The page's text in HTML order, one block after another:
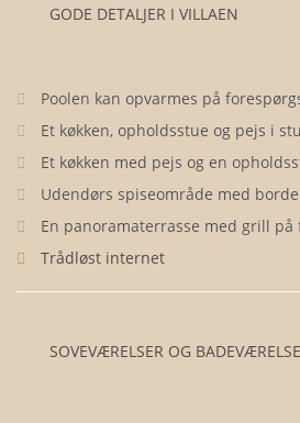
GODE DETALJER I VILLAEN
Poolen kan opvarmes på
Et køkken, opholdsstue og pejs i
Et køkken med pejs og en
Udendørs spiseområde med
En panoramaterrasse med grill på
Trådløst internet
SOVEVÆRELSER OG